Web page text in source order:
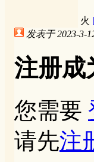
火
发表于 2023-3-
注册成
您需要
请先注